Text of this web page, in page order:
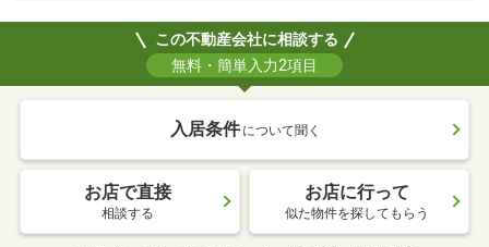
この不動産会社に相談する
無料・簡単入力2項目
入居条件 について聞く
お店で直接
相談する
お店に行って
似た物件を探してもらう